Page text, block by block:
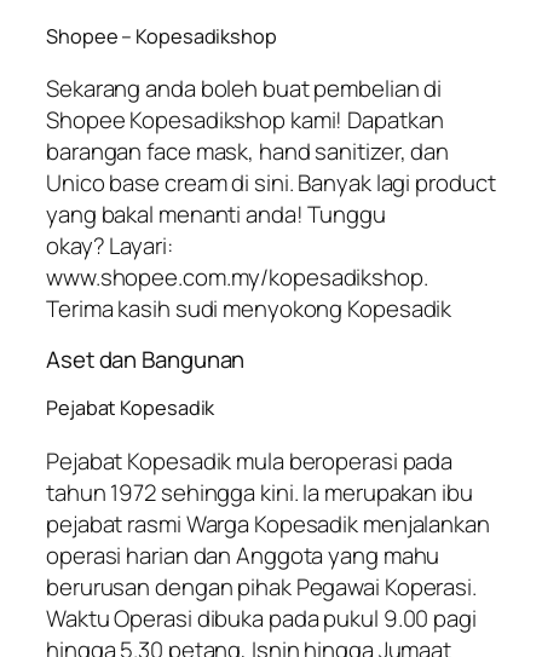
Shopee – Kopesadikshop
Sekarang anda boleh buat pembelian di
Shopee Kopesadikshop kami! Dapatkan
barangan face mask, hand sanitizer, dan
Unico base cream di sini. Banyak lagi product
yang bakal menanti anda! Tunggu
okay? Layari:
www.shopee.com.my/kopesadikshop.
Terima kasih sudi menyokong Kopesadik
Aset dan Bangunan
Pejabat Kopesadik
Pejabat Kopesadik mula beroperasi pada
tahun 1972 sehingga kini. Ia merupakan ibu
pejabat rasmi Warga Kopesadik menjalankan
operasi harian dan Anggota yang mahu
berurusan dengan pihak Pegawai Koperasi.
Waktu Operasi dibuka pada pukul 9.00 pagi
hingga 5.30 petang, Isnin hingga Jumaat